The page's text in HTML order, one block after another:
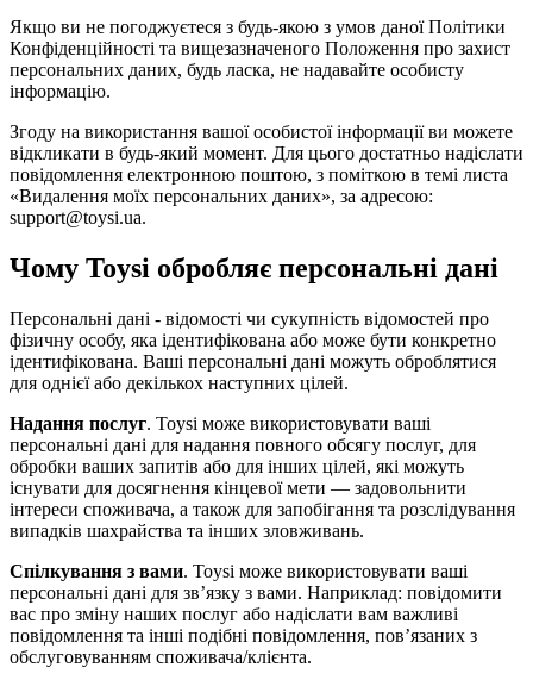
Якщо ви не погоджуєтеся з будь-якою з умов даної Політики
Конфіденційності та вищезазначеного Положення про захист
персональних даних, будь ласка, не надавайте особисту
інформацію.
Згоду на використання вашої особистої інформації ви можете
відкликати в будь-який момент. Для цього достатньо надіслати
повідомлення електронною поштою, з поміткою в темі листа
«Видалення моїх персональних даних», за адресою:
support@toysi.ua.
Чому Toysi обробляє персональні дані
Персональні дані - відомості чи сукупність відомостей про
фізичну особу, яка ідентифікована або може бути конкретно
ідентифікована. Ваші персональні дані можуть оброблятися
для однієї або декількох наступних цілей.
Надання послуг. Toysi може використовувати ваші
персональні дані для надання повного обсягу послуг, для
обробки ваших запитів або для інших цілей, які можуть
існувати для досягнення кінцевої мети — задовольнити
інтереси споживача, а також для запобігання та розслідування
випадків шахрайства та інших зловживань.
Спілкування з вами. Toysi може використовувати ваші
персональні дані для зв’язку з вами. Наприклад: повідомити
вас про зміну наших послуг або надіслати вам важливі
повідомлення та інші подібні повідомлення, пов’язаних з
обслуговуванням споживача/клієнта.